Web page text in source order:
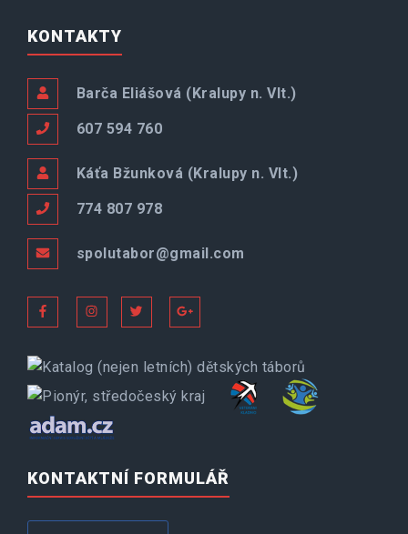
KONTAKTY
Barča Eliášová (Kralupy n. Vlt.)
607 594 760
Káťa Bžunková (Kralupy n. Vlt.)
774 807 978
spolutabor@gmail.com
KONTAKTNÍ FORMULÁŘ